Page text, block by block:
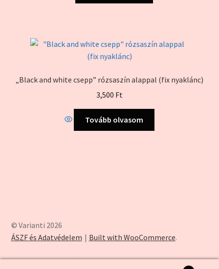
„Black and white csepp” rózsaszín alappal (fix nyaklánc)
3,500 Ft
Tovább olvasom
© Varianti 2026
ÁSZF és Adatvédelem
Built with WooCommerce.